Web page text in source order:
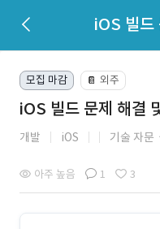
iOS 빌드
모집 마감 📔 외주
iOS 빌드 문제 해결
개발 iOS 기술 자문
아주 높음 1 3